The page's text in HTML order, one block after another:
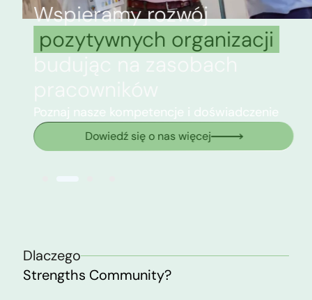
Wspieramy rozwój
pozytywnych organizacji
Poznaj nasze kompetencje i doświadczenie
Dowiedź się o nas więcej
Dlaczego
Strengths Community?